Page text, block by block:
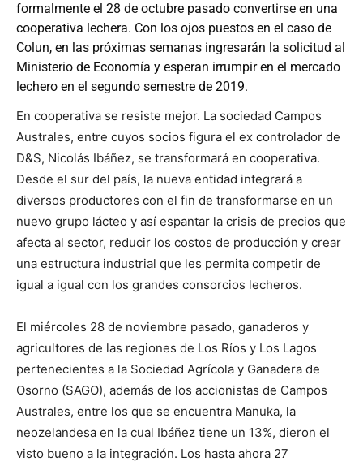
formalmente el 28 de octubre pasado convertirse en una
cooperativa lechera. Con los ojos puestos en el caso de
Colun, en las próximas semanas ingresarán la solicitud al
Ministerio de Economía y esperan irrumpir en el mercado
lechero en el segundo semestre de 2019.
En cooperativa se resiste mejor. La sociedad Campos
Australes, entre cuyos socios figura el ex controlador de
D&S, Nicolás Ibáñez, se transformará en cooperativa.
Desde el sur del país, la nueva entidad integrará a
diversos productores con el fin de transformarse en un
nuevo grupo lácteo y así espantar la crisis de precios que
afecta al sector, reducir los costos de producción y crear
una estructura industrial que les permita competir de
igual a igual con los grandes consorcios lecheros.
El miércoles 28 de noviembre pasado, ganaderos y
agricultores de las regiones de Los Ríos y Los Lagos
pertenecientes a la Sociedad Agrícola y Ganadera de
Osorno (SAGO), además de los accionistas de Campos
Australes, entre los que se encuentra Manuka, la
neozelandesa en la cual Ibáñez tiene un 13%, dieron el
visto bueno a la integración. Los hasta ahora 27